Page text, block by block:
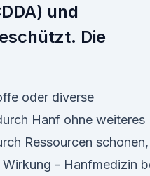
und
Die
oder diverse
Hanf ohne weiteres
Ressourcen schonen,
- Hanfmedizin